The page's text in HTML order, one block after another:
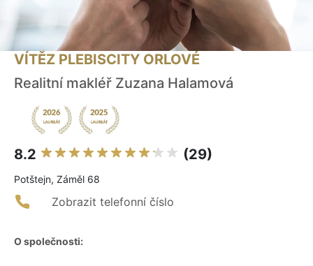
VÍTĚZ PLEBISCITY ORLOVÉ
Realitní makléř Zuzana Halamová
8.2 (29)
Potštejn, Záměl 68
Zobrazit telefonní číslo
O společnosti: